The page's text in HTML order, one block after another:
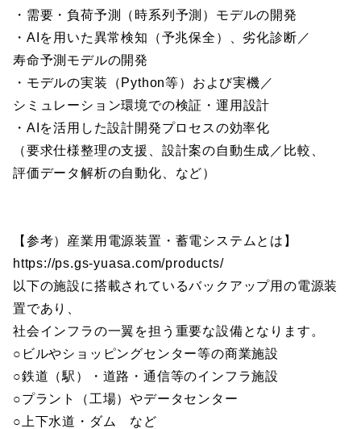
・需要・負荷予測（時系列予測）モデルの開発
・AIを用いた異常検知（予兆保全）、劣化診断／
寿命予測モデルの開発
・モデルの実装（Python等）および実機／
シミュレーション環境での検証・運用設計
・AIを活用した設計開発プロセスの効率化
（要求仕様整理の支援、設計案の自動生成／比較、
評価データ解析の自動化、など）
【参考）産業用電源装置・蓄電システムとは】
https://ps.gs-yuasa.com/products/
以下の施設に搭載されているバックアップ用の電源装
置であり、
社会インフラの一翼を担う重要な設備となります。
○ビルやショッピングセンター等の商業施設
○鉄道（駅）・道路・通信等のインフラ施設
○プラント（工場）やデータセンター
○上下水道・ダム など